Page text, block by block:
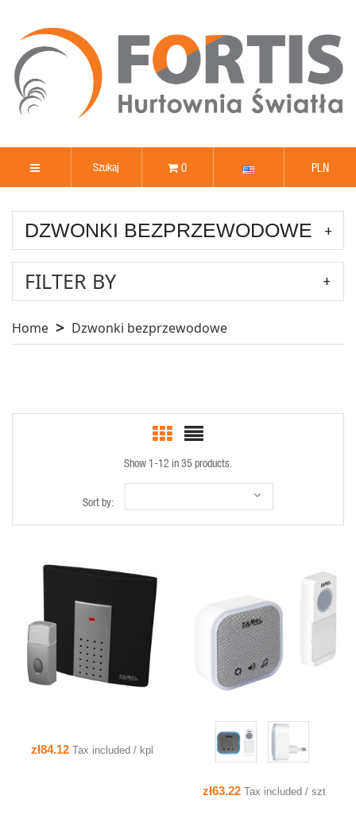
0 PLN
DZWONKI BEZPRZEWODOWE
FILTER BY
Home Dzwonki bezprzewodowe
Show 1-12 in 35 products.
Sort by:
QUICK VIEW
zł84.12 Tax included / kpl
QUICK VIEW
zł63.22 Tax included / szt